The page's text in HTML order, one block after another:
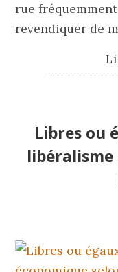
rue
revendiquer de
Libres ou
libéralisme